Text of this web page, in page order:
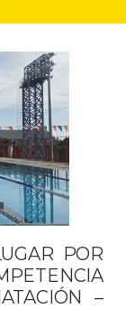
POR
–